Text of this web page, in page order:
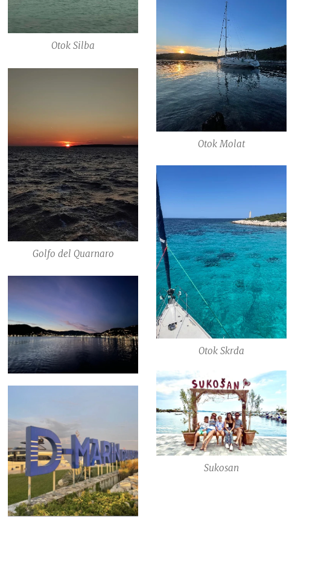
Otok Silba
Otok Molat
Golfo del Quarnaro
Otok Skrda
Sukosan